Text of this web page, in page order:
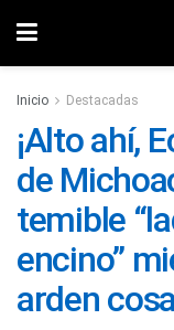
Inicio Destacadas
¡Alto ahí,
de
temible
encino”
arden